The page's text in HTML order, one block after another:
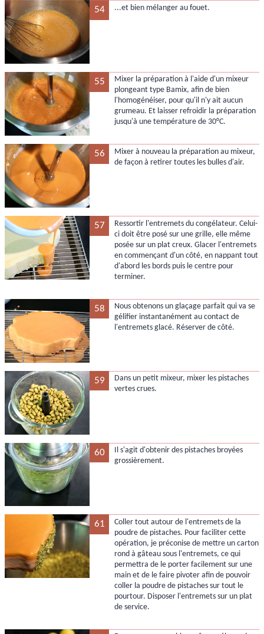
54 ...et bien mélanger au fouet.
55
Mixer la préparation à l'aide d'un mixeur
plongeant type Bamix, afin de bien
l'homogénéiser, pour qu'il n'y ait aucun
grumeau. Et laisser refroidir la préparation
jusqu'à une température de 30°C.
56
Mixer à nouveau la préparation au mixeur,
de façon à retirer toutes les bulles d'air.
57
Ressortir l'entremets du congélateur. Celui-
ci doit être posé sur une grille, elle même
posée sur un plat creux. Glacer l'entremets
en commençant d'un côté, en nappant tout
d'abord les bords puis le centre pour
terminer.
58
Nous obtenons un glaçage parfait qui va se
gélifier instantanément au contact de
l'entremets glacé. Réserver de côté.
59
Dans un petit mixeur, mixer les pistaches
vertes crues.
60
Il s'agit d'obtenir des pistaches broyées
grossièrement.
61
Coller tout autour de l'entremets de la
poudre de pistaches. Pour faciliter cette
opération, je préconise de mettre un carton
rond à gâteau sous l'entremets, ce qui
permettra de le porter facilement sur une
main et de le faire pivoter afin de pouvoir
coller la poudre de pistaches sur tout le
pourtour. Disposer l'entremets sur un plat
de service.